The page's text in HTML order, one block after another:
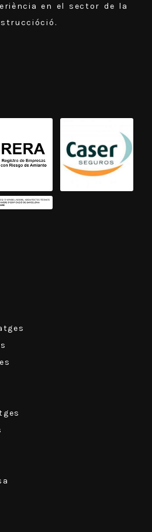
en el sector de la